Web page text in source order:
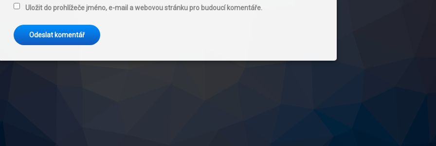
Uložit do prohlížeče jméno, e-mail a webovou stránku pro budoucí komentáře.